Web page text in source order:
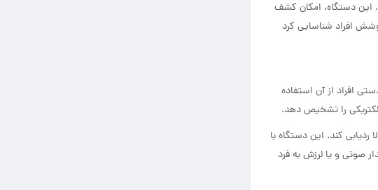
این دستگاه، امکان کشف
افراد شناسایی کرد
افراد از آن استفاده
را تشخیص دهد.
ردیابی کند. این دستگاه با
صوتی و یا لرزش به فرد